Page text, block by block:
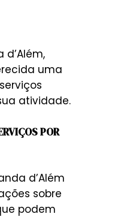
d’Além,
uma
atividade.
POR
d’Além
sobre
podem